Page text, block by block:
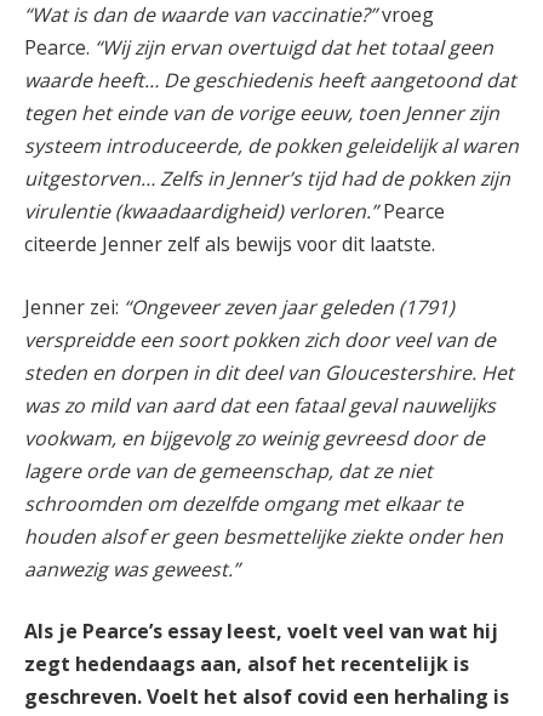
“Wat is dan de waarde van vaccinatie?”vroeg
Pearce. “Wij zijn ervan overtuigd dat het totaal geen
waarde heeft… De geschiedenis heeft aangetoond dat
tegen het einde van de vorige eeuw, toen Jenner zijn
systeem introduceerde, de pokken geleidelijk al waren
uitgestorven… Zelfs in Jenner’s tijd had de pokken zijn
virulentie (kwaadaardigheid) verloren.”Pearce
citeerde Jenner zelf als bewijs voor dit laatste.
Jenner zei: “Ongeveer zeven jaar geleden (1791)
verspreidde een soort pokken zich door veel van de
steden en dorpen in dit deel van Gloucestershire. Het
was zo mild van aard dat een fataal geval nauwelijks
vookwam, en bijgevolg zo weinig gevreesd door de
lagere orde van de gemeenschap, dat ze niet
schroomden om dezelfde omgang met elkaar te
houden alsof er geen besmettelijke ziekte onder hen
aanwezig was geweest.”
Als je Pearce’s essay leest, voelt veel van wat hij
zegt hedendaags aan, alsof het recentelijk is
geschreven. Voelt het alsof covid een herhaling is